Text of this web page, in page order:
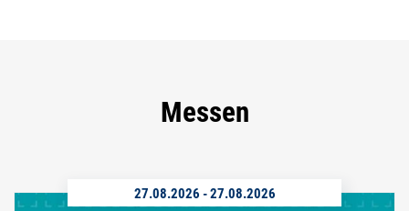
Messen
27.08.2026 -27.08.2026